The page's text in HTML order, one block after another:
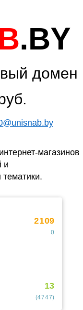
.BY
домен
магазинов
и
2109
0
13
(4747)